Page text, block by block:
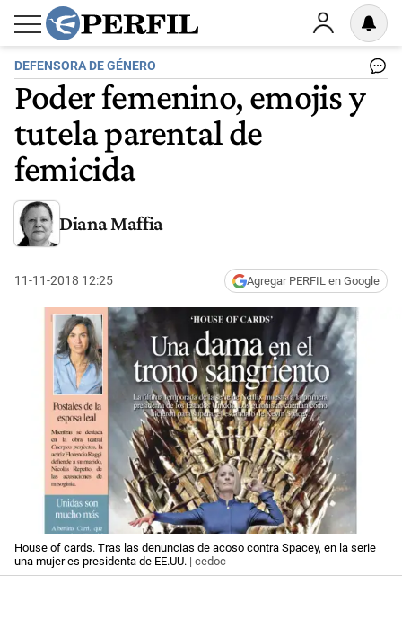
DEFENSORA DE GÉNERO
Poder femenino, emojis y
tutela parental de
femicida
Diana Maffia
11-11-2018 12:25 Agregar PERFIL en Google
House of cards. Tras las denuncias de acoso contra Spacey, en la serie
una mujer es presidenta de EE.UU. | cedoc